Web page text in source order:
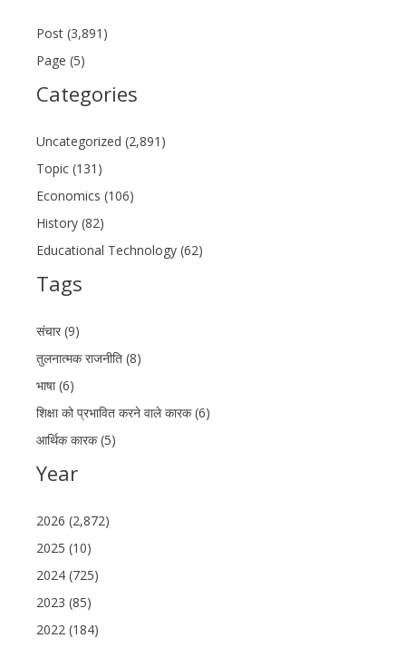
Post (3,891)
Page (5)
Categories
Uncategorized (2,891)
Topic (131)
Economics (106)
History (82)
Educational Technology (62)
Tags
संचार (9)
तुलनात्मक राजनीति (8)
भाषा (6)
शिक्षा को प्रभावित करने वाले कारक (6)
आर्थिक कारक (5)
Year
2026 (2,872)
2025 (10)
2024 (725)
2023 (85)
2022 (184)